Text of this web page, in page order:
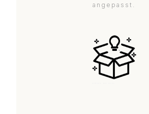
angepasst.